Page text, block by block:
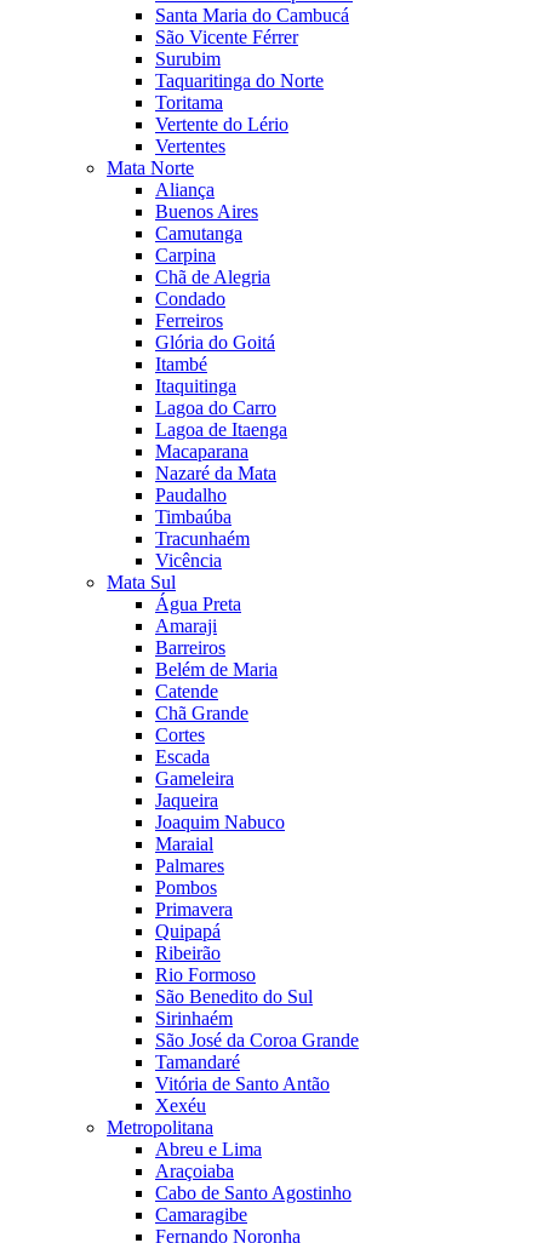
Santa Maria do Cambucá
São Vicente Férrer
Surubim
Taquaritinga do Norte
Toritama
Vertente do Lério
Vertentes
Mata Norte
Aliança
Buenos Aires
Camutanga
Carpina
Chã de Alegria
Condado
Ferreiros
Glória do Goitá
Itambé
Itaquitinga
Lagoa do Carro
Lagoa de Itaenga
Macaparana
Nazaré da Mata
Paudalho
Timbaúba
Tracunhaém
Vicência
Mata Sul
Água Preta
Amaraji
Barreiros
Belém de Maria
Catende
Chã Grande
Cortes
Escada
Gameleira
Jaqueira
Joaquim Nabuco
Maraial
Palmares
Pombos
Primavera
Quipapá
Ribeirão
Rio Formoso
São Benedito do Sul
Sirinhaém
São José da Coroa Grande
Tamandaré
Vitória de Santo Antão
Xexéu
Metropolitana
Abreu e Lima
Araçoiaba
Cabo de Santo Agostinho
Camaragibe
Fernando Noronha